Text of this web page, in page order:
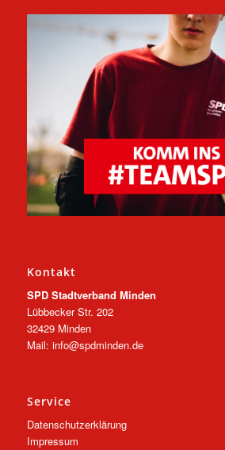
Kontakt
SPD Stadtverband Minden
Lübbecker Str. 202
32429 Minden
Mail: info@spdminden.de
Service
Datenschutzerklärung
Impressum